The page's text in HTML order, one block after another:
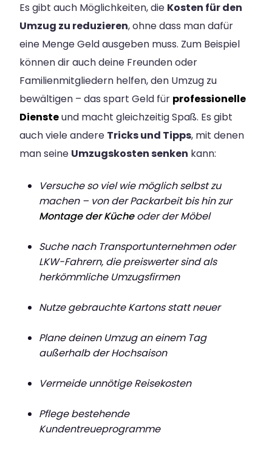
Es gibt auch Möglichkeiten, die Kosten für den
Umzug zu reduzieren, ohne dass man dafür
eine Menge Geld ausgeben muss. Zum Beispiel
können dir auch deine Freunden oder
Familienmitgliedern helfen, den Umzug zu
bewältigen – das spart Geld für professionelle
Diensteund macht gleichzeitig Spaß. Es gibt
auch viele andere Tricks und Tipps, mit denen
man seine Umzugskosten senken kann:
Versuche so viel wie möglich selbst zu
machen – von der Packarbeit bis hin zur
Montage der Kücheoder der Möbel
Suche nach Transportunternehmen oder
LKW-Fahrern, die preiswerter sind als
herkömmliche Umzugsfirmen
Nutze gebrauchte Kartons statt neuer
Plane deinen Umzug an einem Tag
außerhalb der Hochsaison
Vermeide unnötige Reisekosten
Pflege bestehende
Kundentreueprogramme